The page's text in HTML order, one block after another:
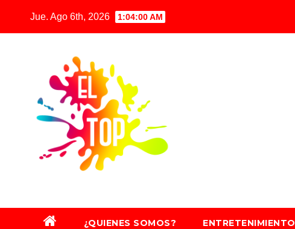
Jue. Ago 6th, 2026 1:04:02 AM
¿QUIENES SOMOS? ENTRETENIMIENTO